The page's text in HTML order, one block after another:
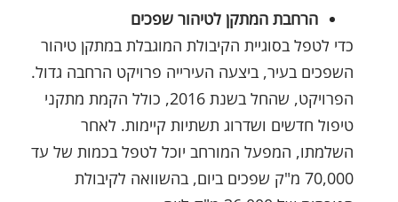
הרחבת המתקן לטיהור שפכים
כדי לטפל בסוגיית הקיבולת המוגבלת במתקן טיהור
השפכים בעיר, ביצעה העירייה פרויקט הרחבה גדול.
הפרויקט, שהחל בשנת 2016, כולל הקמת מתקני
טיפול חדשים ושדרוג תשתיות קיימות. לאחר
השלמתו, המפעל המורחב יוכל לטפל בכמות של עד
70,000 מ"ק שפכים ביום, בהשוואה לקיבולת